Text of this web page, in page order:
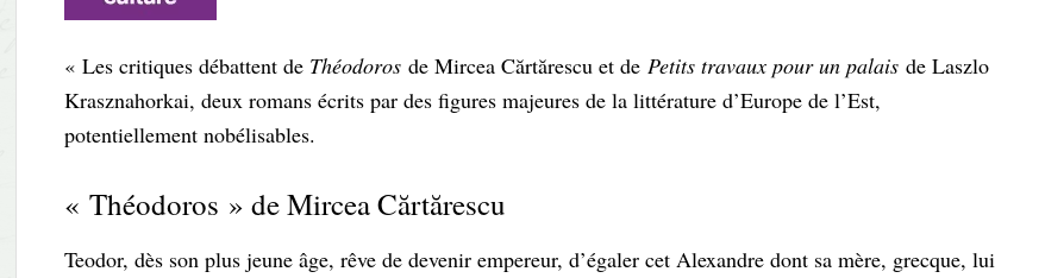
« Les critiques débattent de Théodoros de Mircea Cărtărescu et dePetits travaux pour un palais de Laszlo
Krasznahorkai, deux romans écrits par des figures majeures de la littérature d’Europe de l’Est,
potentiellement nobélisables.
« Théodoros » de Mircea Cărtărescu
Teodor, dès son plus jeune âge, rêve de devenir empereur, d’égaler cet Alexandre dont sa mère, grecque, lui